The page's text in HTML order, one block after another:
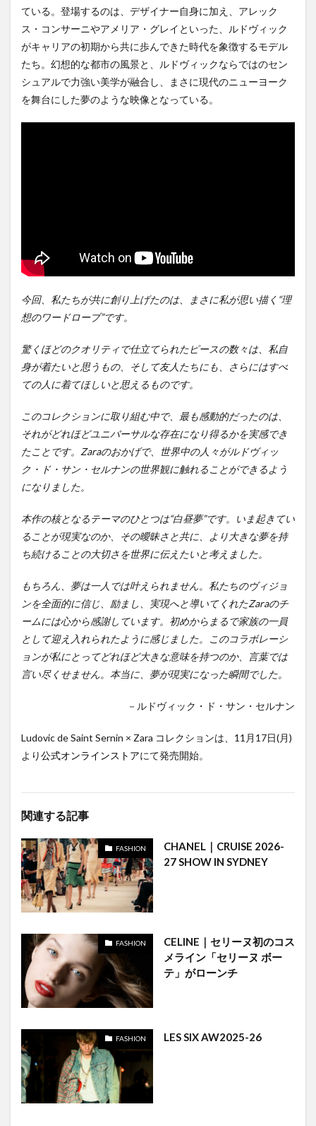
ている。登場するのは、デザイナー自身に加え、アレック
ス・コンサーニやアメリア・グレイといった、ルドヴィック
がキャリアの初期から共に歩んできた時代を象徴するモデル
たち。幻想的な都市の風景と、ルドヴィックならではのセン
シュアルで力強い美学が融合し、まさに現代のニューヨーク
を舞台にした夢のような映像となっている。
今回、私たちが共に創り上げたのは、まさに私が思い描く“理
想のワードローブ”です。
驚くほどのクオリティで仕立てられたピースの数々は、私自
身が着たいと思うもの、そして友人たちにも、さらにはすべ
ての人に着てほしいと思えるものです。
このコレクションに取り組む中で、最も感動的だったのは、
それがどれほどユニバーサルな存在になり得るかを実感でき
たことです。Zaraのおかげで、世界中の人々がルドヴィッ
ク・ド・サン・セルナンの世界観に触れることができるよう
になりました。
本作の核となるテーマのひとつは“白昼夢”です。いま起きてい
ることが現実なのか、その曖昧さと共に、より大きな夢を持
ち続けることの大切さを世界に伝えたいと考えました。
もちろん、夢は一人では叶えられません。私たちのヴィジョ
ンを全面的に信じ、励まし、実現へと導いてくれたZaraのチ
ームには心から感謝しています。初めからまるで家族の一員
として迎え入れられたように感じました。このコラボレーシ
ョンが私にとってどれほど大きな意味を持つのか、言葉では
言い尽くせません。本当に、夢が現実になった瞬間でした。
－ルドヴィック・ド・サン・セルナン
Ludovic de Saint Sernin × Zara コレクションは、11月17日(月)
より公式オンラインストアにて発売開始。
関連する記事
FASHION
CHANEL｜CRUISE 2026-
27 SHOW IN SYDNEY
FASHION
CELINE｜セリーヌ初のコス
メライン「セリーヌ ボー
テ」がローンチ
FASHION LES SIX AW2025-26